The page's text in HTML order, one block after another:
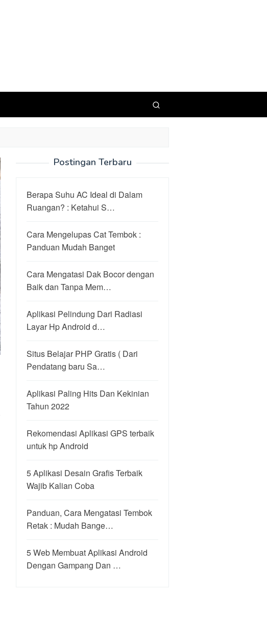
Postingan Terbaru
Berapa Suhu AC Ideal di Dalam
Ruangan? : Ketahui S…
Cara Mengelupas Cat Tembok :
Panduan Mudah Banget
Cara Mengatasi Dak Bocor dengan
Baik dan Tanpa Mem…
Aplikasi Pelindung Dari Radiasi
Layar Hp Android d…
Situs Belajar PHP Gratis ( Dari
Pendatang baru Sa…
Aplikasi Paling Hits Dan Kekinian
Tahun 2022
Rekomendasi Aplikasi GPS terbaik
untuk hp Android
5 Aplikasi Desain Grafis Terbaik
Wajib Kalian Coba
Panduan, Cara Mengatasi Tembok
Retak : Mudah Bange…
5 Web Membuat Aplikasi Android
Dengan Gampang Dan …